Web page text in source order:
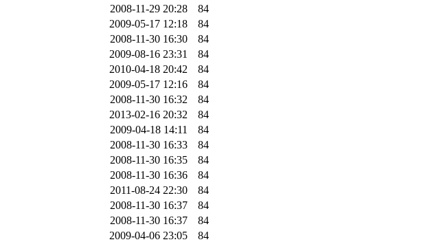
2008-11-29 20:28
84
2009-05-17 12:18
84
2008-11-30 16:30
84
2009-08-16 23:31
84
2010-04-18 20:42
84
2009-05-17 12:16
84
2008-11-30 16:32
84
2013-02-16 20:32
84
2009-04-18 14:11
84
2008-11-30 16:33
84
2008-11-30 16:35
84
2008-11-30 16:36
84
2011-08-24 22:30
84
2008-11-30 16:37
84
2008-11-30 16:37
84
2009-04-06 23:05
84